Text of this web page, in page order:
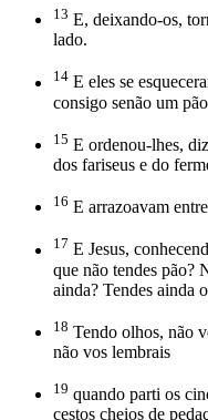
13 E, deixando-os,
lado.
14 E eles se
consigo senão um
15 E ordenou-lhes,
dos fariseus e do
16 E arrazoavam
17 E Jesus,
que não tendes pão?
ainda? Tendes ainda
18 Tendo olhos, não
não vos lembrais
19 quando parti os
cestos cheios de